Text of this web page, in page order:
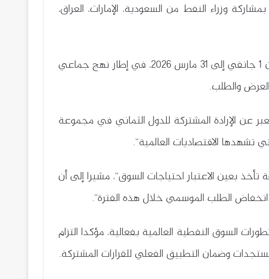
2025 عبر تقنية التحاضر المرئي، بمشاركة وزراء النفط من السعودية، الإمارات، العراق،
واتفق الوزراء كذلك على تجميد الزيادات التدريجية في الإنتاج خلال الفترة الممتدة من 1 جانفي إلى 31 مارس 2026، في إطار نهج جماعي
والطلب.
عن الإرادة المشتركة للدول الثماني في مجموعة
الاقتصاديات العالمية”.
بعين الاعتبار احتياجات السوق”، مشيرا إلى أن
السوق النفطية العالمية بفعالية، مؤكدا التزام
وضمان التطبيق الفعلي للقرارات المشتركة.